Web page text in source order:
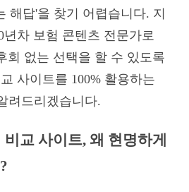
해답'을 찾기 어렵습니다. 지
년차 보험 콘텐츠 전문가로
회 없는 선택을 할 수 있도록
사이트를 100% 활용하는
려드리겠습니다.
교 사이트, 왜 현명하게